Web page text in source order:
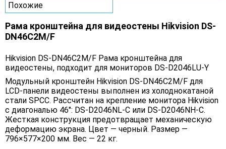
Похожие
Рама кронштейна для видеостены Hikvision DS-
DN46C2M/F
Hikvision DS-DN46C2M/F Рама кронштейна для
видеостены, подходит для мониторов DS-D2046LU-Y
Модульный кронштейн Hikvision DS-DN46C2M/F для
LCD-панели видеостены выполнен из холоднокатаной
стали SPCC. Рассчитан на крепление монитора Hikvision
с диагональю 46": DS-D2046NL-C или DS-D2046NH-C.
Жесткая конструкция предотвращает механическую
деформацию экрана. Цвет — черный. Размер —
796×577×200 мм. Вес — 22 кг.